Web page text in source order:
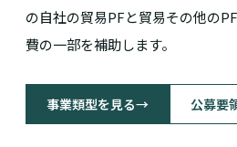
の自社の貿易PFと貿易その他の
費の一部を補助します。
事業類型を見る→ 公募要